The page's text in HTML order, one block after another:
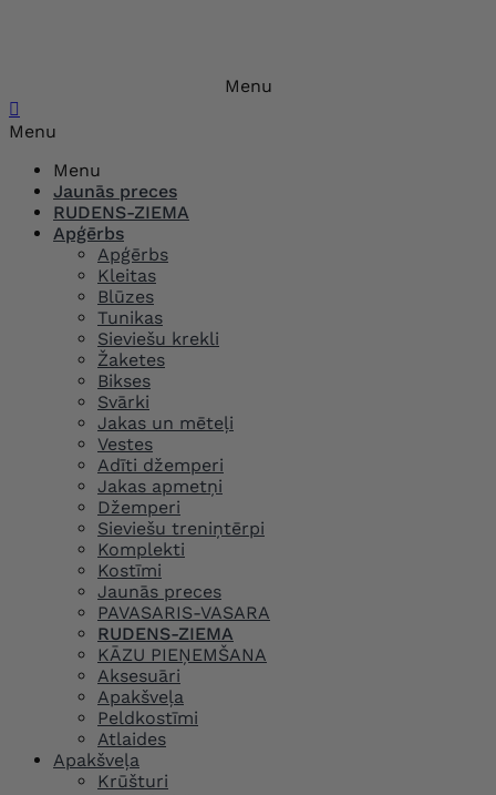
Menu

Menu
Menu
Jaunās preces
RUDENS-ZIEMA
Apģērbs
Apģērbs
Kleitas
Blūzes
Tunikas
Sieviešu krekli
Žaketes
Bikses
Svārki
Jakas un mēteļi
Vestes
Adīti džemperi
Jakas apmetņi
Džemperi
Sieviešu treniņtērpi
Komplekti
Kostīmi
Jaunās preces
PAVASARIS-VASARA
RUDENS-ZIEMA
KĀZU PIEŅEMŠANA
Aksesuāri
Apakšveļa
Peldkostīmi
Atlaides
Apakšveļa
Krūšturi